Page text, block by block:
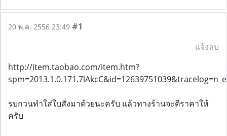
20 พ.ค. 2556 23:49 #1
แจ้งลบ
http://item.taobao.com/item.htm?
รบกวนทำใส่ใบสั่งมาด้วยนะครับ แล้วทางร้านจะตีราคาให้
ครับ